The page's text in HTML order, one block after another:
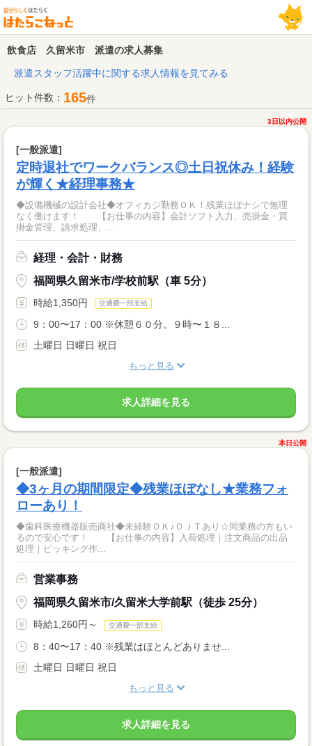
飲食店 久留米市 派遣の求人募集
派遣スタッフ活躍中に関する求人情報を見てみる
ヒット件数： 165件
3日以内公開
[一般派遣]
定時退社でワークバランス◎土日祝休み！経験
が輝く★経理事務★
◆設備機械の設計会社◆オフィカジ勤務ＯＫ！残業ほぼナシで無理
なく働けます！ 【お仕事の内容】会計ソフト入力、売掛金・買
掛金管理、請求処理、...
経理・会計・財務
福岡県久留米市/学校前駅（車 5分）
時給1,350円 交通費一部支給
9：00〜17：00 ※休憩６０分。９時〜１８...
土曜日 日曜日 祝日
もっと見る
求人詳細を見る
本日公開
[一般派遣]
◆3ヶ月の期間限定◆残業ほぼなし★業務フォ
ローあり！
◆歯科医療機器販売商社◆未経験ＯＫ♪ＯＪＴあり☆同業務の方もい
るので安心です！ 【お仕事の内容】入荷処理｜注文商品の出品
処理｜ピッキング作...
営業事務
福岡県久留米市/久留米大学前駅（徒歩 25分）
時給1,260円～ 交通費一部支給
8：40〜17：40 ※残業はほとんどありませ...
土曜日 日曜日 祝日
もっと見る
求人詳細を見る